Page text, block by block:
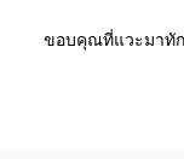
ขอบคุณที่แวะมาทั